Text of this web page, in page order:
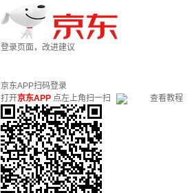
登录页面，改进建议
京东APP扫码登录
打开京东APP 点左上角扫一扫 查看教程